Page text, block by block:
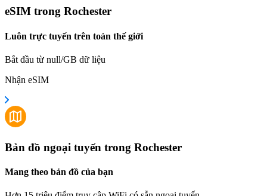
eSIM trong Rochester
Luôn trực tuyến trên toàn thế giới
Bắt đầu từ null/GB dữ liệu
Nhận eSIM
Bản đồ ngoại tuyến trong Rochester
Mang theo bản đồ của bạn